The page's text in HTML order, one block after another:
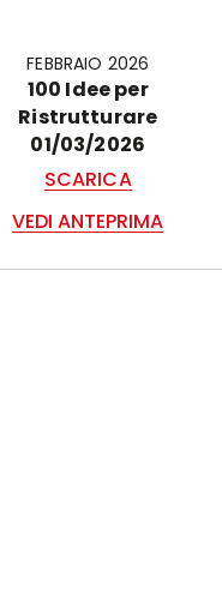
FEBBRAIO 2026
100 Idee per
Ristrutturare
01/03/2026
SCARICA
VEDI ANTEPRIMA